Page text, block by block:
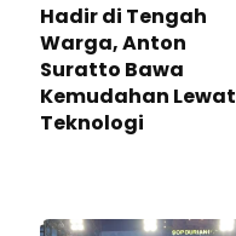
Hadir di Tengah
Warga, Anton
Suratto Bawa
Kemudahan Lewat
Teknologi ​